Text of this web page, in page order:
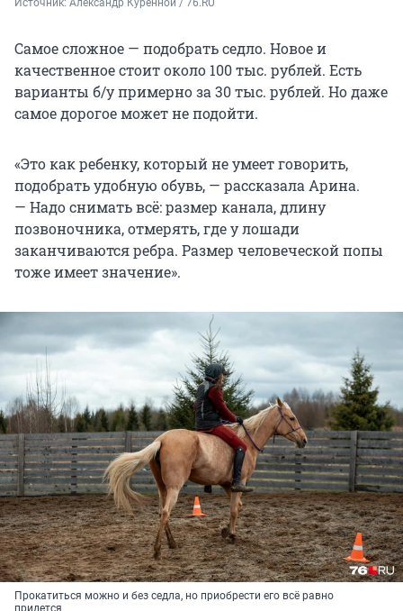
Источник: Александр Куренной / 76.RU
Самое сложное — подобрать седло. Новое и
качественное стоит около 100 тыс. рублей. Есть
варианты б/у примерно за 30 тыс. рублей. Но даже
самое дорогое может не подойти.
«Это как ребенку, который не умеет говорить,
подобрать удобную обувь, — рассказала Арина.
— Надо снимать всё: размер канала, длину
позвоночника, отмерять, где у лошади
заканчиваются ребра. Размер человеческой попы
тоже имеет значение».
Прокатиться можно и без седла, но приобрести его всё равно
придется